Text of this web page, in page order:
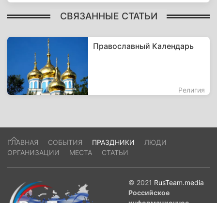
СВЯЗАННЫЕ СТАТЬИ
Православный Календарь
Религия
ГЛАВНАЯ СОБЫТИЯ ПРАЗДНИКИ
ЛЮДИ
ОРГАНИЗАЦИИ
МЕСТА СТАТЬИ
© 2021 RusTeam.media
Российское